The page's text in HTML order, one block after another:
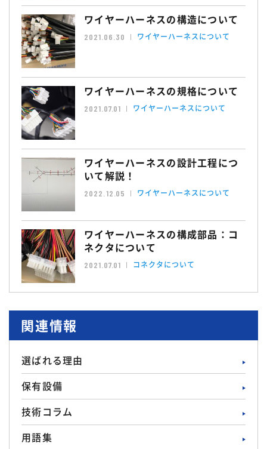
ワイヤーハーネスの構造について
2021.06.30 ワイヤーハーネスについて
ワイヤーハーネスの規格について
2021.07.01 ワイヤーハーネスについて
ワイヤーハーネスの設計工程につ
いて解説！
2022.12.05 ワイヤーハーネスについて
ワイヤーハーネスの構成部品：コ
ネクタについて
2021.07.01 コネクタについて
関連情報
選ばれる理由
保有設備
技術コラム
用語集